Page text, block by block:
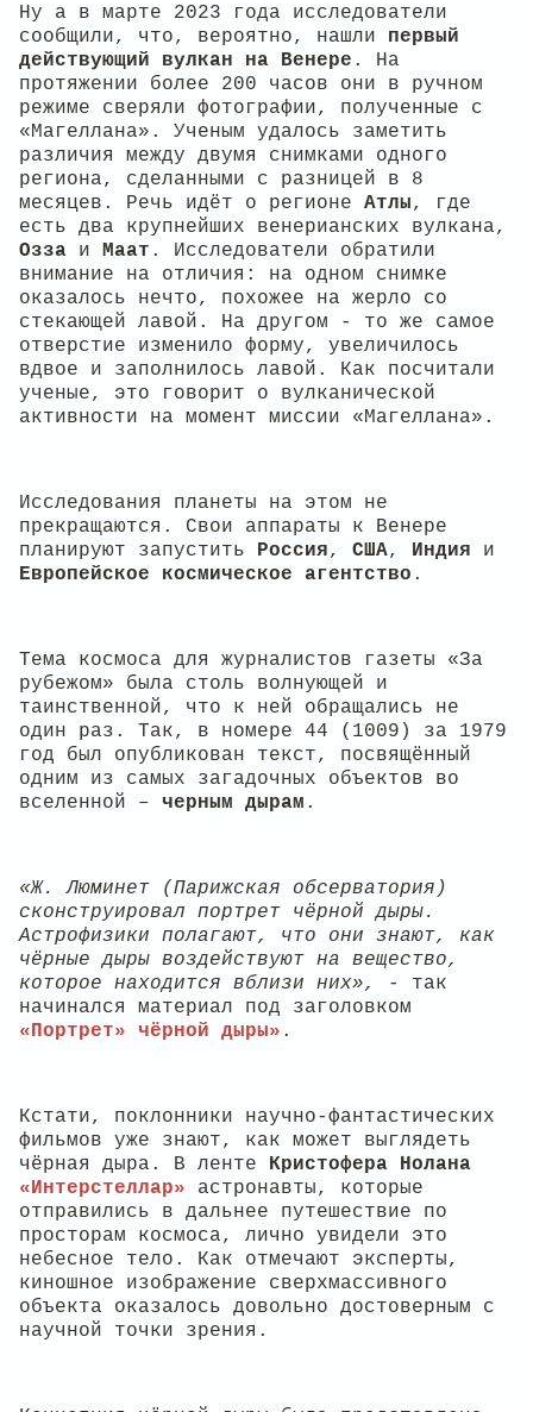
Ну а в марте 2023 года исследователи
сообщили, что, вероятно, нашли первый
действующий вулкан на Венере . На
протяжении более 200 часов они в ручном
режиме сверяли фотографии, полученные с
«Магеллана». Ученым удалось заметить
различия между двумя снимками одного
региона, сделанными с разницей в 8
месяцев. Речь идёт о регионе Атлы, где
есть два крупнейших венерианских вулкана,
Озза и Маат . Исследователи обратили
внимание на отличия: на одном снимке
оказалось нечто, похожее на жерло со
стекающей лавой. На другом - то же самое
отверстие изменило форму, увеличилось
вдвое и заполнилось лавой. Как посчитали
ученые, это говорит о вулканической
активности на момент миссии «Магеллана».
Исследования планеты на этом не
прекращаются. Свои аппараты к Венере
планируют запустить Россия, США, Индия и
Европейское космическое агентство .
Тема космоса для журналистов газеты «За
рубежом» была столь волнующей и
таинственной, что к ней обращались не
один раз. Так, в номере 44 (1009) за 1979
год был опубликован текст, посвящённый
одним из самых загадочных объектов во
вселенной – черным дырам .
«Ж. Люминет (Парижская обсерватория)
сконструировал портрет чёрной дыры.
Астрофизики полагают, что они знают, как
чёрные дыры воздействуют на вещество,
которое находится вблизи них»,
- так
начинался материал под заголовком
«Портрет» чёрной дыры» .
Кстати, поклонники научно-фантастических
фильмов уже знают, как может выглядеть
чёрная дыра. В ленте Кристофера Нолана
«Интерстеллар» астронавты, которые
отправились в дальнее путешествие по
просторам космоса, лично увидели это
небесное тело. Как отмечают эксперты,
киношное изображение сверхмассивного
объекта оказалось довольно достоверным с
научной точки зрения.